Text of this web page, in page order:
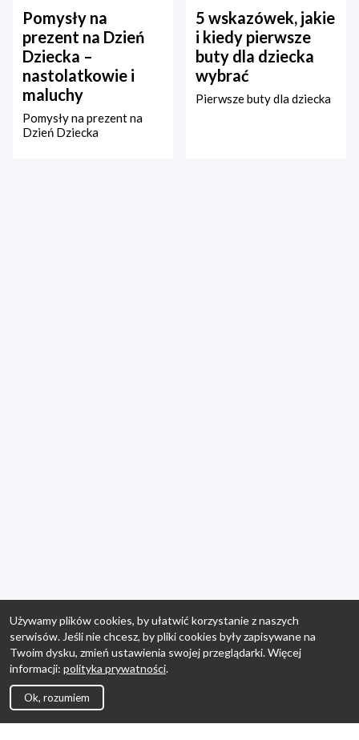
Pomysły na
prezent na Dzień
Dziecka –
nastolatkowie i
maluchy
Pomysły na prezent na
Dzień Dziecka
5 wskazówek, jakie
i kiedy pierwsze
buty dla dziecka
wybrać
Pierwsze buty dla dziecka
Używamy plików cookies, by ułatwić korzystanie z naszych
serwisów. Jeśli nie chcesz, by pliki cookies były zapisywane na
Twoim dysku, zmień ustawienia swojej przeglądarki. Więcej
informacji: polityka prywatności.
Ok, rozumiem